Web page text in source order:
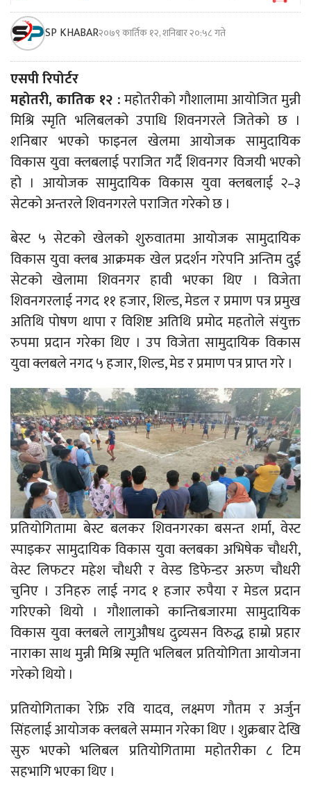
SP KHABAR२०७९ कार्तिक १२, शनिबार २०:५८ गते
एसपी रिपोर्टर
महोतरी, कातिक १२ :महोतरीको गौशालामा आयोजित मुन्नी
मिश्रि स्मृति भलिबलको उपाधि शिवनगरले जितेको छ ।
शनिबार भएको फाइनल खेलमा आयोजक सामुदायिक
विकास युवा क्लबलाई पराजित गर्दै शिवनगर विजयी भएको
हो । आयोजक सामुदायिक विकास युवा क्लबलाई २–३
सेटको अन्तरले शिवनगरले पराजित गरेको छ ।
बेस्ट ५ सेटको खेलको शुरुवातमा आयोजक सामुदायिक
विकास युवा क्लब आक्रमक खेल प्रदर्शन गरेपनि अन्तिम दुई
सेटको खेलामा शिवनगर हावी भएका थिए । विजेता
शिवनगरलाई नगद ११ हजार, शिल्ड, मेडल र प्रमाण पत्र प्रमुख
अतिथि पोषण थापा र विशिष्ट अतिथि प्रमोद महतोले संयुक्त
रुपमा प्रदान गरेका थिए । उप विजेता सामुदायिक विकास
युवा क्लबले नगद ५ हजार, शिल्ड, मेड र प्रमाण पत्र प्राप्त गरे ।
प्रतियोगितामा बेस्ट बलकर शिवनगरका बसन्त शर्मा, वेस्ट
स्पाइकर सामुदायिक विकास युवा क्लबका अभिषेक चौधरी,
वेस्ट लिफटर महेश चौधरी र वेस्ड डिफेन्डर अरुण चौधरी
चुनिए । उनिहरु लाई नगद १ हजार रुपैया र मेडल प्रदान
गरिएको थियो । गौशालाको कान्तिबजारमा सामुदायिक
विकास युवा क्लबले लागुऔषध दुव्र्यसन विरुद्ध हाम्रो प्रहार
नाराका साथ मुन्नी मिश्रि स्मृति भलिबल प्रतियोगिता आयोजना
गरेको थियो ।
प्रतियोगिताका रेफ्रि रवि यादव, लक्ष्मण गौतम र अर्जुन
सिंहलाई आयोजक क्लबले सम्मान गरेका थिए । शुक्रबार देखि
सुरु भएको भलिबल प्रतियोगितामा महोतरीका ८ टिम
सहभागि भएका थिए ।